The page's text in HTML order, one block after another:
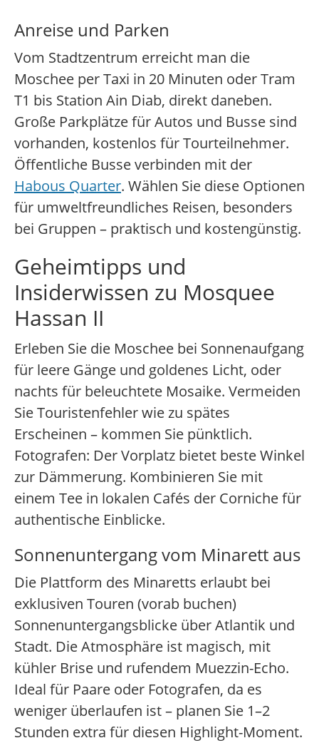
Anreise und Parken
Vom Stadtzentrum erreicht man die
Moschee per Taxi in 20 Minuten oder Tram
T1 bis Station Ain Diab, direkt daneben.
Große Parkplätze für Autos und Busse sind
vorhanden, kostenlos für Tourteilnehmer.
Öffentliche Busse verbinden mit der
Habous Quarter. Wählen Sie diese Optionen
für umweltfreundliches Reisen, besonders
bei Gruppen – praktisch und kostengünstig.
Geheimtipps und
Insiderwissen zu Mosquee
Hassan II
Erleben Sie die Moschee bei Sonnenaufgang
für leere Gänge und goldenes Licht, oder
nachts für beleuchtete Mosaike. Vermeiden
Sie Touristenfehler wie zu spätes
Erscheinen – kommen Sie pünktlich.
Fotografen: Der Vorplatz bietet beste Winkel
zur Dämmerung. Kombinieren Sie mit
einem Tee in lokalen Cafés der Corniche für
authentische Einblicke.
Sonnenuntergang vom Minarett aus
Die Plattform des Minaretts erlaubt bei
exklusiven Touren (vorab buchen)
Sonnenuntergangsblicke über Atlantik und
Stadt. Die Atmosphäre ist magisch, mit
kühler Brise und rufendem Muezzin-Echo.
Ideal für Paare oder Fotografen, da es
weniger überlaufen ist – planen Sie 1–2
Stunden extra für diesen Highlight-Moment.